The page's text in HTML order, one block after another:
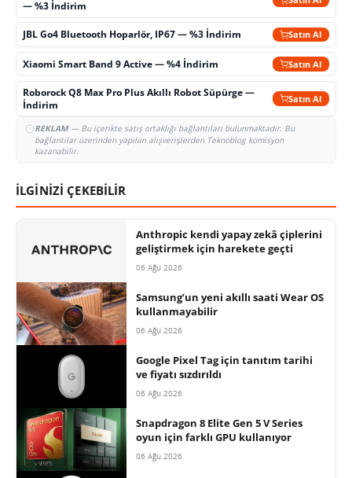
— %3 İndirim
JBL Go4 Bluetooth Hoparlör, IP67 — %3 İndirim Satın Al
Xiaomi Smart Band 9 Active — %4 İndirim Satın Al
Roborock Q8 Max Pro Plus Akıllı Robot Süpürge —
İndirim
Satın Al
REKLAM— Bu içerikte satış ortaklığı bağlantıları bulunmaktadır. Bu
bağlantılar üzerinden yapılan alışverişlerden Teknoblog komisyon
kazanabilir.
İLGİNİZİ ÇEKEBİLİR
Anthropic kendi yapay zekâ çiplerini
geliştirmek için harekete geçti
06 Ağu 2026
Samsung’un yeni akıllı saati Wear OS
kullanmayabilir
06 Ağu 2026
Google Pixel Tag için tanıtım tarihi
ve fiyatı sızdırıldı
06 Ağu 2026
Snapdragon 8 Elite Gen 5 V Series
oyun için farklı GPU kullanıyor
06 Ağu 2026